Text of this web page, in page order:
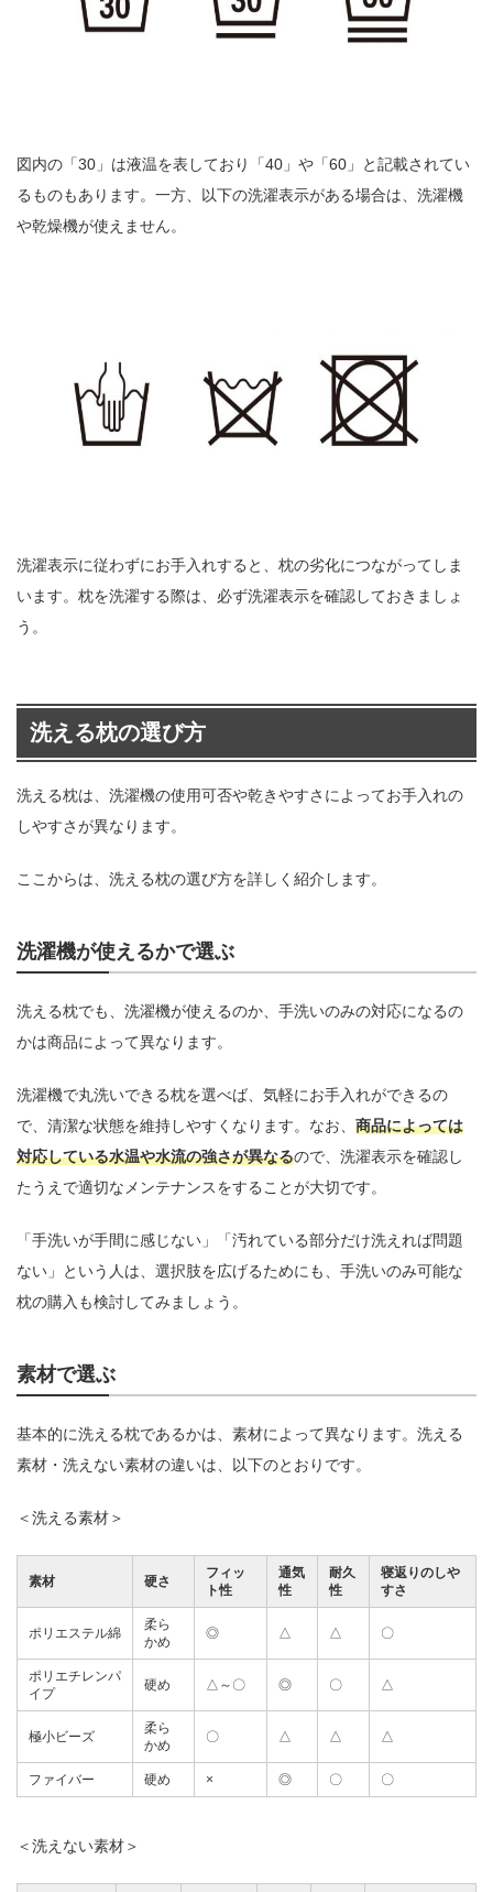
図内の「30」は液温を表しており「40」や「60」と記載されてい
るものもあります。一方、以下の洗濯表示がある場合は、洗濯機
や乾燥機が使えません。
洗濯表示に従わずにお手入れすると、枕の劣化につながってしま
います。枕を洗濯する際は、必ず洗濯表示を確認しておきましょ
う。
洗える枕の選び方
洗える枕は、洗濯機の使用可否や乾きやすさによってお手入れの
しやすさが異なります。
ここからは、洗える枕の選び方を詳しく紹介します。
洗濯機が使えるかで選ぶ
洗える枕でも、洗濯機が使えるのか、手洗いのみの対応になるの
かは商品によって異なります。
洗濯機で丸洗いできる枕を選べば、気軽にお手入れができるの
で、清潔な状態を維持しやすくなります。なお、 商品によっては
対応している水温や水流の強さが異なるので、洗濯表示を確認し
たうえで適切なメンテナンスをすることが大切です。
「手洗いが手間に感じない」「汚れている部分だけ洗えれば問題
ない」という人は、選択肢を広げるためにも、手洗いのみ可能な
枕の購入も検討してみましょう。
素材で選ぶ
基本的に洗える枕であるかは、素材によって異なります。洗える
素材・洗えない素材の違いは、以下のとおりです。
＜洗える素材＞
素材 硬さ
フィッ
ト性
通気
性
耐久
性
寝返りのしや
すさ
ポリエステル綿
柔ら
かめ
◎ △ △ 〇
ポリエチレンパ
イプ
硬め △～〇 ◎ 〇 △
極小ビーズ
柔ら
かめ
〇 △ △ △
ファイバー 硬め × ◎ 〇 〇
＜洗えない素材＞